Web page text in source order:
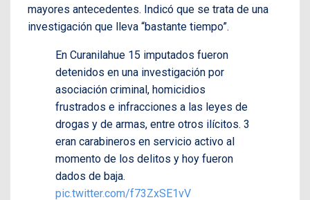
mayores antecedentes. Indicó que se trata de una
investigación que lleva “bastante tiempo”.
En Curanilahue 15 imputados fueron
detenidos en una investigación por
asociación criminal, homicidios
frustrados e infracciones a las leyes de
drogas y de armas, entre otros ilícitos. 3
eran carabineros en servicio activo al
momento de los delitos y hoy fueron
dados de baja.
pic.twitter.com/f73ZxSE1vV